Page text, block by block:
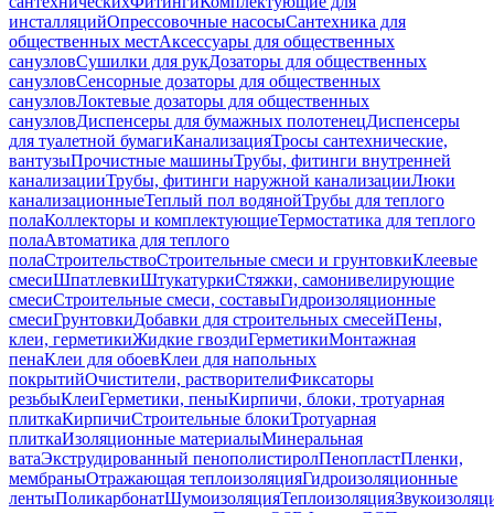
инсталляцийОпрессовочные насосыСантехника для
общественных местАксессуары для общественных
санузловСушилки для рукДозаторы для общественных
санузловСенсорные дозаторы для общественных
санузловЛоктевые дозаторы для общественных
санузловДиспенсеры для бумажных полотенецДиспенсеры
для туалетной бумагиКанализацияТросы сантехнические,
вантузыПрочистные машиныТрубы, фитинги внутренней
канализацииТрубы, фитинги наружной канализацииЛюки
канализационныеТеплый пол водянойТрубы для теплого
полаКоллекторы и комплектующиеТермостатика для теплого
полаАвтоматика для теплого
полаСтроительствоСтроительные смеси и грунтовкиКлеевые
смесиШпатлевкиШтукатуркиСтяжки, самонивелирующие
смесиСтроительные смеси, составыГидроизоляционные
смесиГрунтовкиДобавки для строительных смесейПены,
клеи, герметикиЖидкие гвоздиГерметикиМонтажная
пенаКлеи для обоевКлеи для напольных
покрытийОчистители, растворителиФиксаторы
резьбыКлеиГерметики, пеныКирпичи, блоки, тротуарная
плиткаКирпичиСтроительные блокиТротуарная
плиткаИзоляционные материалыМинеральная
ватаЭкструдированный пенополистиролПенопластПленки,
мембраныОтражающая теплоизоляцияГидроизоляционные
лентыПоликарбонатШумоизоляцияТеплоизоляция